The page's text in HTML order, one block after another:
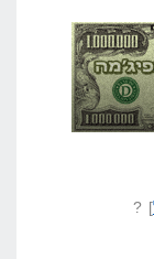
שאלה
] ?